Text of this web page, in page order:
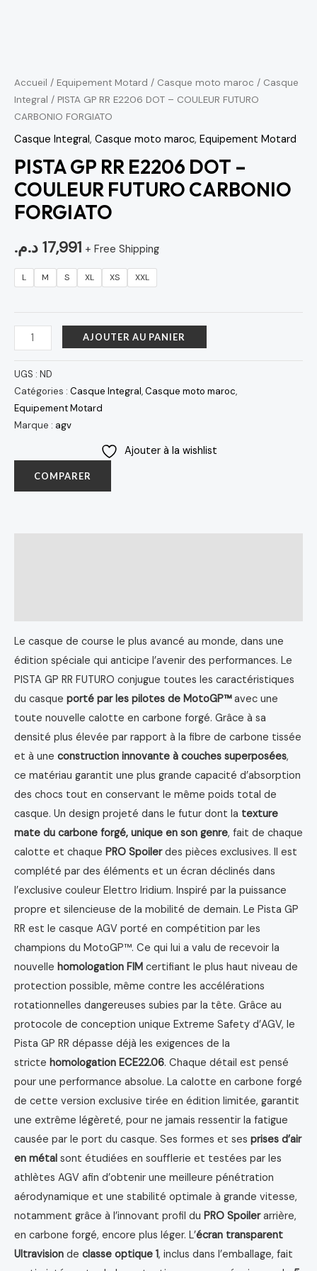
Accueil / Equipement Motard / Casque moto maroc / Casque
Integral / PISTA GP RR E2206 DOT – COULEUR FUTURO
CARBONIO FORGIATO
Casque Integral, Casque moto maroc, Equipement Motard
PISTA GP RR E2206 DOT –
COULEUR FUTURO CARBONIO
FORGIATO
17,991 د.م. + Free Shipping
L M S XL XS XXL
AJOUTER AU PANIER
UGS : ND
Catégories : Casque Integral,Casque moto maroc,
Equipement Motard
Marque : agv
Ajouter à la wishlist
COMPARER
Le casque de course le plus avancé au monde, dans une
édition spéciale qui anticipe l’avenir des performances. Le
PISTA GP RR FUTURO conjugue toutes les caractéristiques
du casque porté par les pilotes de MotoGP™avec une
toute nouvelle calotte en carbone forgé. Grâce à sa
densité plus élevée par rapport à la fibre de carbone tissée
et à une construction innovante à couches superposées,
ce matériau garantit une plus grande capacité d’absorption
des chocs tout en conservant le même poids total de
casque. Un design projeté dans le futur dont la texture
mate du carbone forgé, unique en son genre, fait de chaque
calotte et chaque PRO Spoilerdes pièces exclusives. Il est
complété par des éléments et un écran déclinés dans
l’exclusive couleur Elettro Iridium. Inspiré par la puissance
propre et silencieuse de la mobilité de demain. Le Pista GP
RR est le casque AGV porté en compétition par les
champions du MotoGP™. Ce qui lui a valu de recevoir la
nouvelle homologation FIM certifiant le plus haut niveau de
protection possible, même contre les accélérations
rotationnelles dangereuses subies par la tête. Grâce au
protocole de conception unique Extreme Safety d’AGV, le
Pista GP RR dépasse déjà les exigences de la
stricte homologation ECE22.06. Chaque détail est pensé
pour une performance absolue. La calotte en carbone forgé
de cette version exclusive tirée en édition limitée, garantit
une extrême légèreté, pour ne jamais ressentir la fatigue
causée par le port du casque. Ses formes et ses prises d’air
en métal sont étudiées en soufflerie et testées par les
athlètes AGV afin d’obtenir une meilleure pénétration
aérodynamique et une stabilité optimale à grande vitesse,
notamment grâce à l’innovant profil du PRO Spoilerarrière,
en carbone forgé, encore plus léger. L’écran transparent
Ultravision de classe optique 1, inclus dans l’emballage, fait